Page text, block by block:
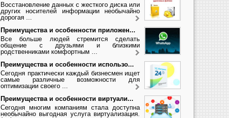
Восстановление данных с жесткого диска или
других носителей информации необычайно
дорогая ...
Преимущества и особенности приложен...
Все больше людей стремится сделать
общение с друзьями и близкими
родственниками комфортным ...
Преимущества и особенности использо...
Сегодня практически каждый бизнесмен ищет
самые различные возможности для
оптимизации своего ...
Преимущества и особенности виртуали...
Сегодня многим компаниям стала доступна
необычайно выгодная услуга виртуализация.